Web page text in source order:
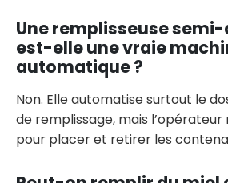
Une remplisseuse
est-elle une vraie
automatique ?
Non. Elle automatise surtout le
de remplissage, mais
pour placer et retirer les